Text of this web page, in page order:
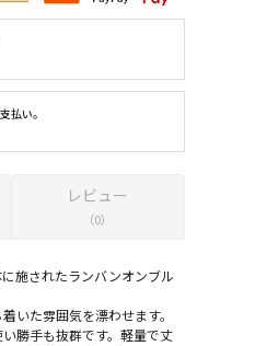
払い。
レビュー
（0）
施されたランバンオンブル
いた雰囲気を漂わせます。
勝手も抜群です。軽量で丈